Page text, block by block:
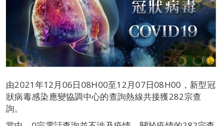
由2021年12月06日08H00至12月07日08H00，新型冠
狀病毒感染應變協調中心的查詢熱線共接獲282宗查
詢。